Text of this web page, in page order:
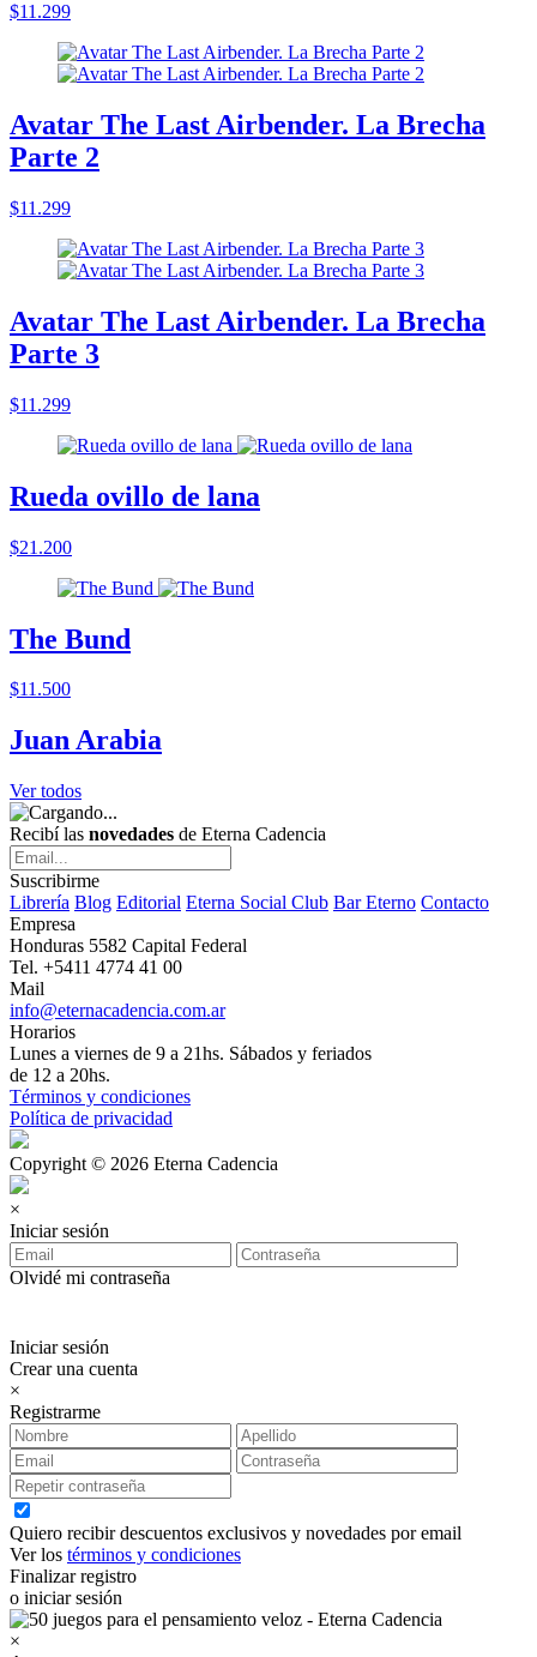
$11.299
Avatar The Last Airbender. La Brecha
Parte 2
$11.299
Avatar The Last Airbender. La Brecha
Parte 3
$11.299
Rueda ovillo de lana
$21.200
The Bund
$11.500
Juan Arabia
Ver todos
Recibí las novedades de Eterna Cadencia
Suscribirme
Librería Blog Editorial Eterna Social Club Bar Eterno Contacto
Empresa
Honduras 5582 Capital Federal
Tel. +5411 4774 41 00
Mail
info@eternacadencia.com.ar
Horarios
Lunes a viernes de 9 a 21hs. Sábados y feriados
de 12 a 20hs.
Términos y condiciones
Política de privacidad
Copyright © 2026 Eterna Cadencia
×
Iniciar sesión
Olvidé mi contraseña
Iniciar sesión
Crear una cuenta
×
Registrarme
Quiero recibir descuentos exclusivos y novedades por email
Ver los términos y condiciones
Finalizar registro
o iniciar sesión
×